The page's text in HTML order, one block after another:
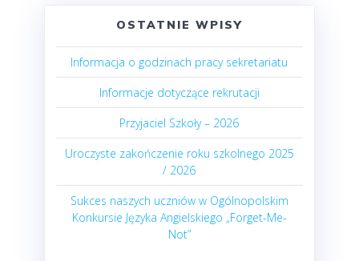
OSTATNIE WPISY
Informacja o godzinach pracy sekretariatu
Informacje dotyczące rekrutacji
Przyjaciel Szkoły – 2026
Uroczyste zakończenie roku szkolnego 2025
/ 2026
Sukces naszych uczniów w Ogólnopolskim
Konkursie Języka Angielskiego „Forget-Me-
Not”